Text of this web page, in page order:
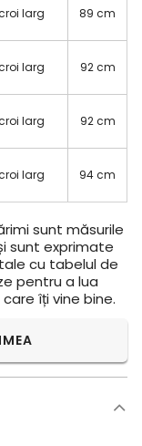
larg 89 cm
larg 92 cm
larg 92 cm
larg 94 cm
sunt măsurile
sunt exprimate
cu tabelul de
pentru a lua
îți vine bine.